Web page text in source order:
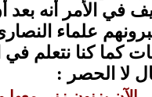
في الأمر أنه بعد
علماء
كنا نتعلم في
لا الحصر :